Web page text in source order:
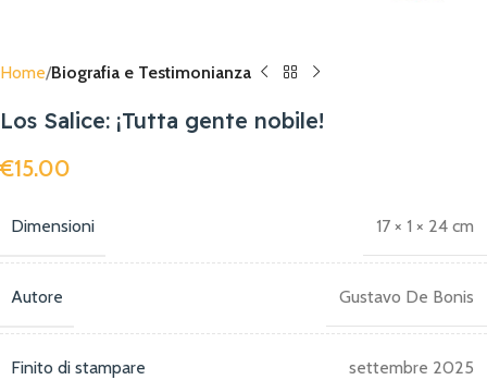
Home Biografia e Testimonianza
Los Salice: ¡Tutta gente nobile!
€15.00
Dimensioni 17 × 1 × 24 cm
Autore Gustavo De Bonis
Finito di stampare settembre 2025